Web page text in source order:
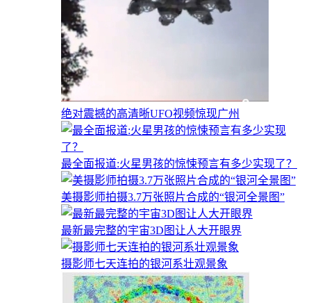
绝对震撼的高清晰UFO视频惊现广州
最全面报道:火星男孩的惊悚预言有多少实现了？
美摄影师拍摄3.7万张照片合成的“银河全景图”
最新最完整的宇宙3D图让人大开眼界
摄影师七天连拍的银河系壮观景象